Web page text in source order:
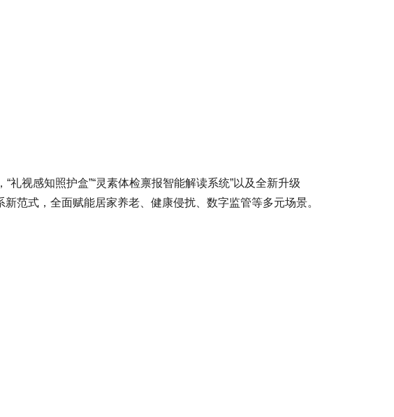
视感知照护盒”“灵素体检禀报智能解读系统”以及全新升级
范式，全面赋能居家养老、健康侵扰、数字监管等多元场景。